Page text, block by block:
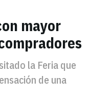
mayor
la Feria que
de una